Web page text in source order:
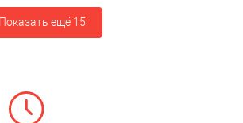
Показать ещё 15